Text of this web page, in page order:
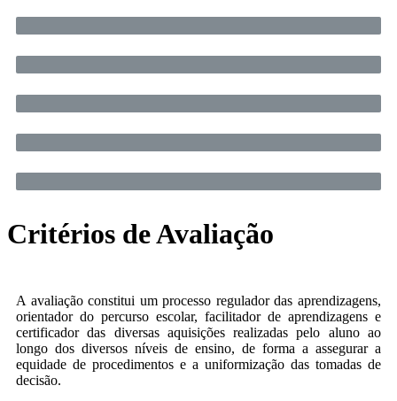
Critérios de Avaliação
A avaliação constitui um processo regulador das aprendizagens,
orientador do percurso escolar, facilitador de aprendizagens e
certificador das diversas aquisições realizadas pelo aluno ao
longo dos diversos níveis de ensino, de forma a assegurar a
equidade de procedimentos e a uniformização das tomadas de
decisão.